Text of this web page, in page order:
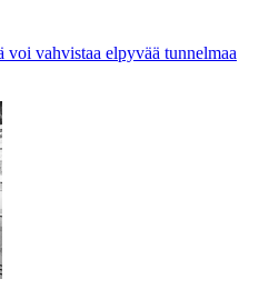
voi vahvistaa elpyvää tunnelmaa